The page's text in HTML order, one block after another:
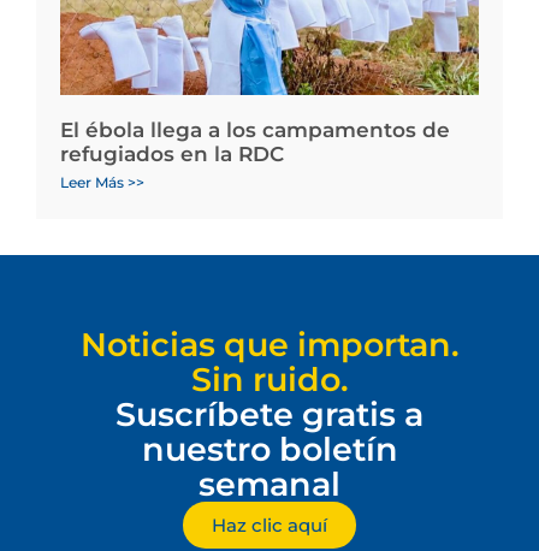
El ébola llega a los campamentos de
refugiados en la RDC
Leer Más >>
Noticias que importan.
Sin ruido.
Suscríbete gratis a
nuestro boletín
semanal
Haz clic aquí